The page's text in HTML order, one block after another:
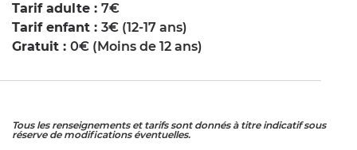
Tarif adulte : 7€
Tarif enfant : 3€ (12-17 ans)
Gratuit : 0€ (Moins de 12 ans)
Tous les renseignements et tarifs sont donnés à titre indicatif sous
réserve de modifications éventuelles.